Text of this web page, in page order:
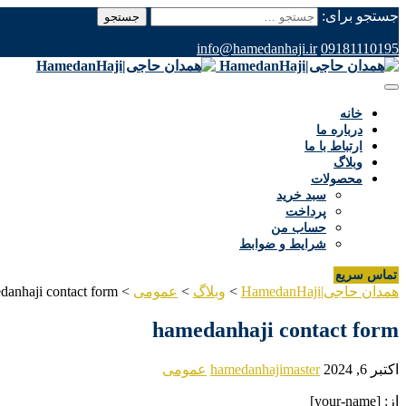
جستجو برای:
09181110195
info@hamedanhaji.ir
خانه
درباره ما
ارتباط با ما
وبلاگ
محصولات
سبد خرید
پرداخت
حساب من
شرایط و ضوابط
تماس سریع
همدان حاجی|HamedanHaji > وبلاگ > عمومی >
contact form
hamedanhaji contact form
اکتبر 6, 2024 hamedanhajimaster عمومی
از: [your-name]